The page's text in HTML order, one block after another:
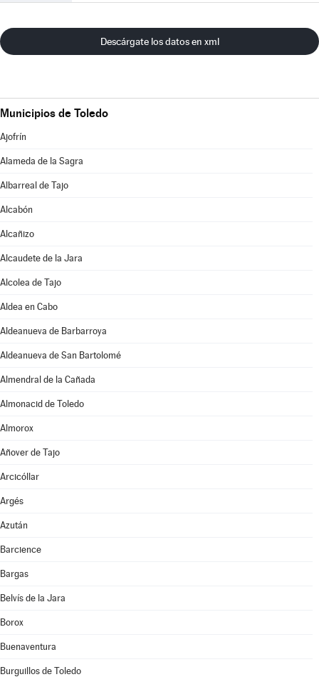
Descárgate los datos en xml
Municipios de Toledo
Ajofrín
Alameda de la Sagra
Albarreal de Tajo
Alcabón
Alcañizo
Alcaudete de la Jara
Alcolea de Tajo
Aldea en Cabo
Aldeanueva de Barbarroya
Aldeanueva de San Bartolomé
Almendral de la Cañada
Almonacid de Toledo
Almorox
Añover de Tajo
Arcicóllar
Argés
Azután
Barcience
Bargas
Belvís de la Jara
Borox
Buenaventura
Burguillos de Toledo